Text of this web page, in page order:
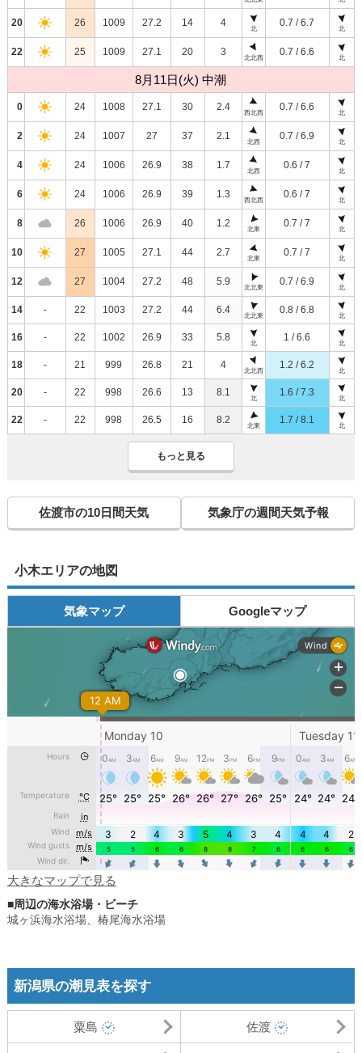
20 26 1009 27.2 14 4
北
0.7 / 6.7
北
22 25 1009 27.1 20 3
北北西
0.7 / 6.6
北
8月11日(火) 中潮
0 24 1008 27.1 30 2.4
西北西
0.7 / 6.6
北
2 24 1007 27 37 2.1
北西
0.7 / 6.9
北
4 24 1006 26.9 38 1.7
北西
0.6 / 7
北
6 24 1006 26.9 39 1.3
西北西
0.6 / 7
北
8 26 1006 26.9 40 1.2
北東
0.7 / 7
北
10 27 1005 27.1 44 2.7
北東
0.7 / 7
北
12 27 1004 27.2 48 5.9
北北東
0.7 / 6.9
北
14 - 22 1003 27.2 44 6.4
北北東
0.8 / 6.8
北
16 - 22 1002 26.9 33 5.8
北
1 / 6.6
北
18 - 21 999 26.8 21 4
北北西
1.2 / 6.2
北
20 - 22 998 26.6 13 8.1
北
1.6 / 7.3
北
22 - 22 998 26.5 16 8.2
北東
1.7 / 8.1
北
もっと見る
佐渡市の10日間天気 気象庁の週間天気予報
小木エリアの地図
気象マップ Googleマップ
大きなマップで見る
■周辺の海水浴場・ビーチ
城ヶ浜海水浴場、 椿尾海水浴場
新潟県の潮見表を探す
粟島 佐渡